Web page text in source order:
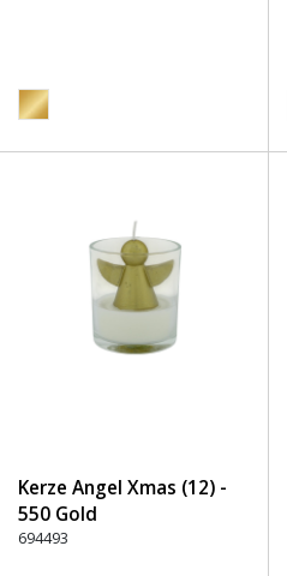
Kerze Angel Xmas (12) -
550 Gold
694493